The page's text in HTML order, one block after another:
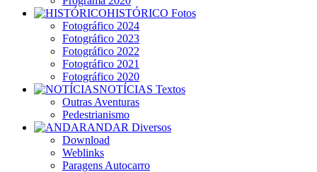
HISTÓRICO Fotos
Fotográfico 2024
Fotográfico 2023
Fotográfico 2022
Fotográfico 2021
Fotográfico 2020
NOTÍCIAS Textos
Outras Aventuras
Pedestrianismo
ANDAR Diversos
Download
Weblinks
Paragens Autocarro